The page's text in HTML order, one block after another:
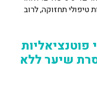
תחזוקה, לרוב
פוטנציאליות
שיער ללא